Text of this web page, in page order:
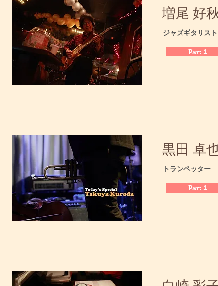
増尾 好
​ジャズギタリスト
Part 1
黒田 卓
​トランペッター
Part 1